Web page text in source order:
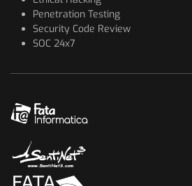
Penetration Testing
Security Code Review
SOC 24x7